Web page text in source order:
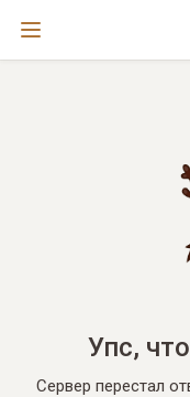
Упс,
Сервер перестал